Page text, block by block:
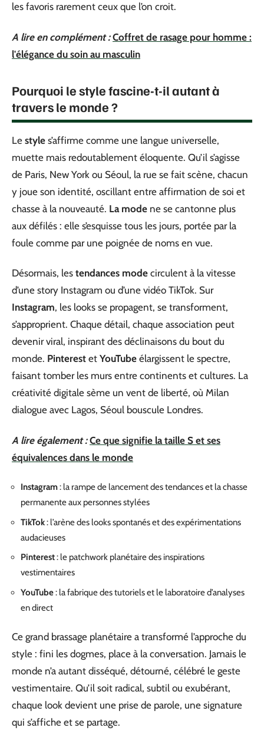
les favoris rarement ceux que l’on croit.
A lire en complément : Coffret de rasage pour homme :
l'élégance du soin au masculin
Pourquoi le style fascine-t-il autant à
travers le monde ?
Le style s’affirme comme une langue universelle,
muette mais redoutablement éloquente. Qu’il s’agisse
de Paris, New York ou Séoul, la rue se fait scène, chacun
y joue son identité, oscillant entre affirmation de soi et
chasse à la nouveauté. La mode ne se cantonne plus
aux défilés : elle s’esquisse tous les jours, portée par la
foule comme par une poignée de noms en vue.
Désormais, les tendances mode circulent à la vitesse
d’une story Instagram ou d’une vidéo TikTok. Sur
Instagram, les looks se propagent, se transforment,
s’approprient. Chaque détail, chaque association peut
devenir viral, inspirant des déclinaisons du bout du
monde. Pinterest et YouTube élargissent le spectre,
faisant tomber les murs entre continents et cultures. La
créativité digitale sème un vent de liberté, où Milan
dialogue avec Lagos, Séoul bouscule Londres.
A lire également : Ce que signifie la taille S et ses
équivalences dans le monde
Instagram: la rampe de lancement des tendances et la chasse
permanente aux personnes stylées
TikTok: l’arène des looks spontanés et des expérimentations
audacieuses
Pinterest: le patchwork planétaire des inspirations
vestimentaires
YouTube: la fabrique des tutoriels et le laboratoire d’analyses
en direct
Ce grand brassage planétaire a transformé l’approche du
style : fini les dogmes, place à la conversation. Jamais le
monde n’a autant disséqué, détourné, célébré le geste
vestimentaire. Qu’il soit radical, subtil ou exubérant,
chaque look devient une prise de parole, une signature
qui s’affiche et se partage.